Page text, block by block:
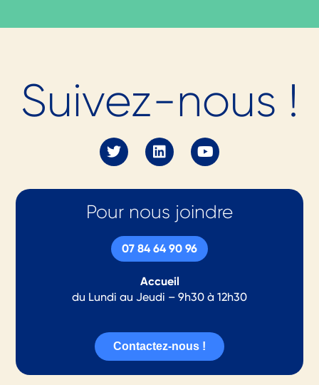
rejoindre en tant
qu'adhérent.e en
2026 ?
(re)Découvrez nos offres
Suivez-nous !
Pour nous joindre
07 84 64 90 96
Accueil
du Lundi au Jeudi – 9h30 à 12h30
Contactez-nous !